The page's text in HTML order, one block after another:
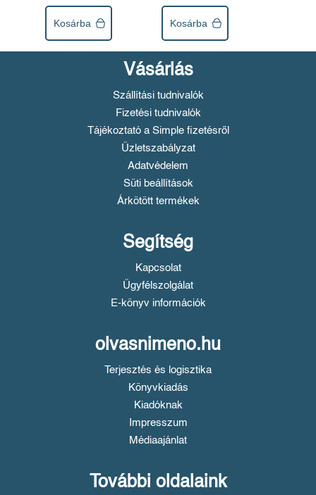
Kosárba Kosárba
Vásárlás
Szállítási tudnivalók
Fizetési tudnivalók
Tájékoztató a Simple fizetésről
Üzletszabályzat
Adatvédelem
Süti beállítások
Árkötött termékek
Segítség
Kapcsolat
Ügyfélszolgálat
E-könyv információk
olvasnimeno.hu
Terjesztés és logisztika
Könyvkiadás
Kiadóknak
Impresszum
Médiaajánlat
További oldalaink